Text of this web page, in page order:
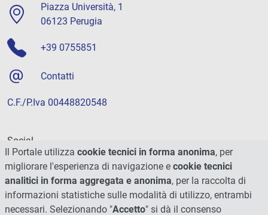
Piazza Università, 1
06123 Perugia
+39 0755851
Contatti
C.F./P.Iva 00448820548
Social
Il Portale utilizza cookie tecnici in forma anonima, per
migliorare l'esperienza di navigazione e cookie tecnici
analitici in forma aggregata e anonima, per la raccolta di
informazioni statistiche sulle modalità di utilizzo, entrambi
necessari. Selezionando "Accetto" si dà il consenso